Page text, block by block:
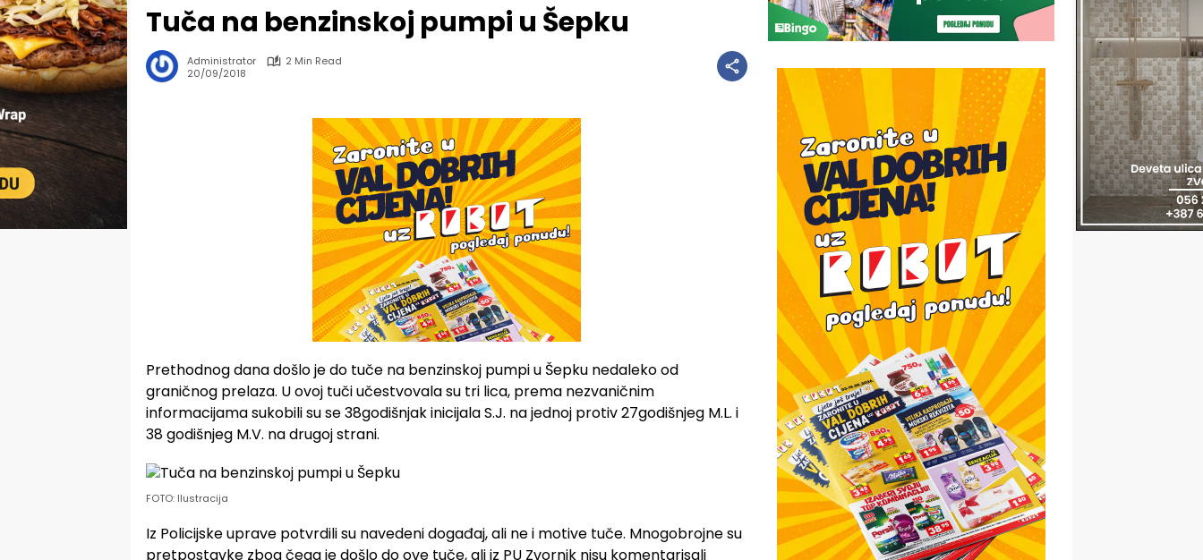
Tuča na benzinskoj pumpi u Šepku
Administrator
2 Min Read
20/09/2018
Prethodnog dana došlo je do tuče na benzinskoj pumpi u Šepku nedaleko od
graničnog prelaza. U ovoj tuči učestvovala su tri lica, prema nezvaničnim
informacijama sukobili su se 38godišnjak inicijala S.J. na jednoj protiv 27godišnjeg M.L. i
38 godišnjeg M.V. na drugoj strani.
FOTO: Ilustracija
Iz Policijske uprave potvrdili su navedeni događaj, ali ne i motive tuče. Mnogobrojne su
pretpostavke zbog čega je došlo do ove tuče, ali iz PU Zvornik nisu komentarisali